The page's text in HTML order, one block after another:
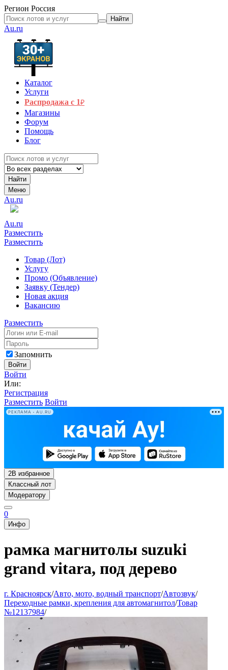
Регион Россия
Найти
Au.ru
Каталог
Услуги
Распродажа с 1₽
Магазины
Форум
Помощь
Блог
Найти
Меню
Au.ru
Au.ru
Разместить
Разместить
Товар (Лот)
Услугу
Промо (Объявление)
Заявку (Тендер)
Новая акция
Вакансию
Разместить
Запомнить
Войти
Войти
Или:
Регистрация
Разместить Войти
РЕКЛАМА • AU.RU
2В избранное
Классный лот
Модератору
0
Инфо
рамка магнитолы suzuki
grand vitara, под дерево
г. Красноярск/Авто, мото, водный транспорт/Автозвук/
Переходные рамки, крепления для автомагнитол/Товар
№12137984/